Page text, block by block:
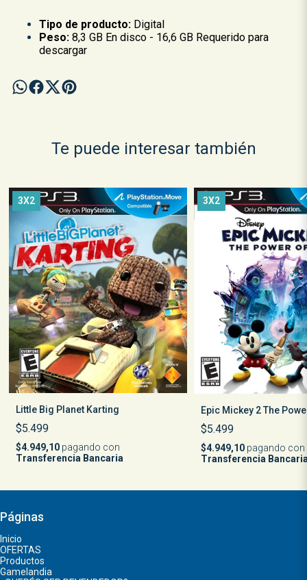
Tipo de producto: Digital
Peso: 8,3 GB En disco - 16,6 GB Requerido para
descargar
Te puede interesar también
3X2
Little Big Planet Karting
$5.499
$4.949,10pagando con
Transferencia Bancaria
3X2
Epic Mickey 2 The
$5.499
$4.949,10 pagando con
Transferencia
Páginas
Inicio
OFERTAS
Productos
Gamelandia